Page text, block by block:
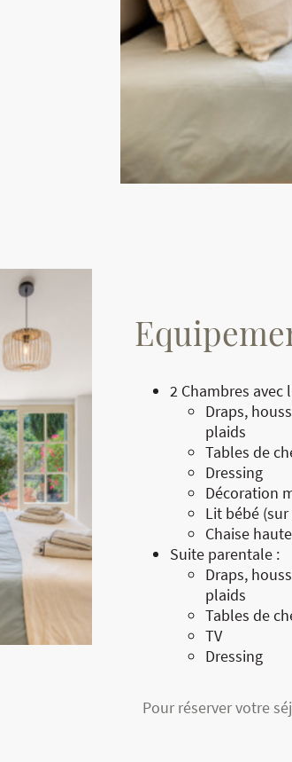
2 Chambres avec
Draps,
plaids
Tables de
Dressing
Décoration
Lit bébé
Chaise
Suite parentale :
Draps,
plaids
Tables de
TV
Dressing
Pour réserver votre